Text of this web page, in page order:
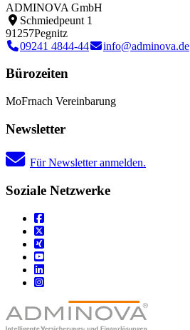
ADMINOVA GmbH
Schmiedpeunt 1
91257Pegnitz
09241 4844-44
info@adminova.de
Bürozeiten
MoFrnach Vereinbarung
Newsletter
Für Newsletter anmelden.
Soziale Netzwerke